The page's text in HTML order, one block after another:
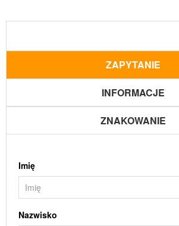
ZAPYTANIE
INFORMACJE
ZNAKOWANIE
Imię
Nazwisko